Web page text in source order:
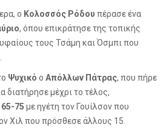
ο Κολοσσός Ρόδου πέρασε ένα
, όπου επικράτησε της τοπικής
τους Τσάμη και Όσμπι που
Ψυχικό ο Απόλλων Πάτρας, που πήρε
διατήρησε μέχρι το τέλος,
65-75 με ηγέτη τον Γουίλσον που
Χιλ που πρόσθεσε άλλους 15.